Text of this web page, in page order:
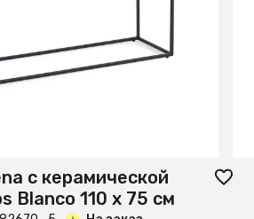
с керамической
Blanco 110 x 75 см